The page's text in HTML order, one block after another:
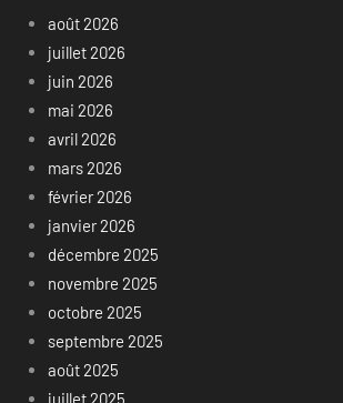
août 2026
juillet 2026
juin 2026
mai 2026
avril 2026
mars 2026
février 2026
janvier 2026
décembre 2025
novembre 2025
octobre 2025
septembre 2025
août 2025
juillet 2025